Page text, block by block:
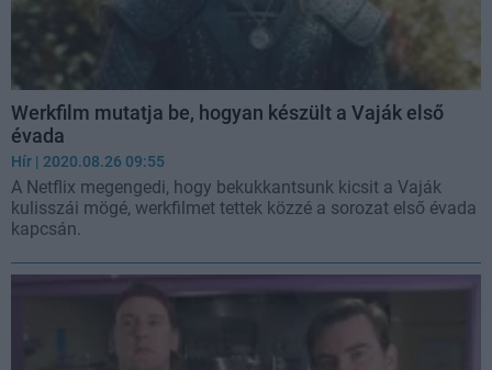
Werkfilm mutatja be, hogyan készült a Vaják első
évada
Hír | 2020.08.26 09:55
A Netflix megengedi, hogy bekukkantsunk kicsit a Vaják
kulisszái mögé, werkfilmet tettek közzé a sorozat első évada
kapcsán.